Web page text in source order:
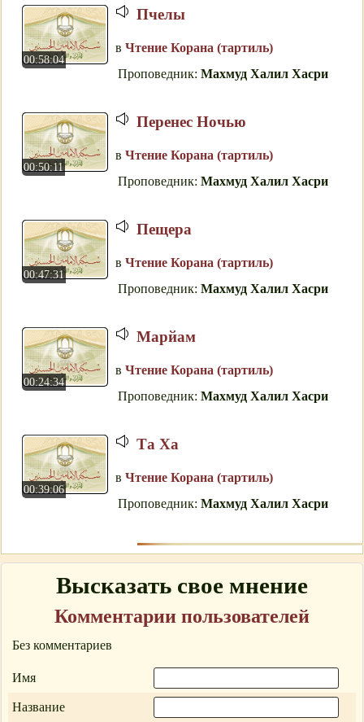
00:58:04
Пчелы
в Чтение Корана (тартиль)
Проповедник:Махмуд Халил Хасри
00:50:11
Перенес Ночью
в Чтение Корана (тартиль)
Проповедник:Махмуд Халил Хасри
00:47:31
Пещера
в Чтение Корана (тартиль)
Проповедник:Махмуд Халил Хасри
00:24:34
Мapйaм
в Чтение Корана (тартиль)
Проповедник:Махмуд Халил Хасри
00:39:06
Тa Xa
в Чтение Корана (тартиль)
Проповедник:Махмуд Халил Хасри
Высказать свое мнение
Комментарии пользователей
Без комментариев
Имя
Название